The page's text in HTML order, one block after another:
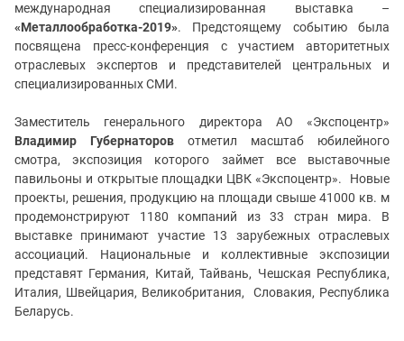
международная специализированная выставка –
«Металлообработка-2019». Предстоящему событию была
посвящена пресс-конференция с участием авторитетных
отраслевых экспертов и представителей центральных и
специализированных СМИ.
Заместитель генерального директора АО «Экспоцентр»
Владимир Губернаторов отметил масштаб юбилейного
смотра, экспозиция которого займет все выставочные
павильоны и открытые площадки ЦВК «Экспоцентр». Новые
проекты, решения, продукцию на площади свыше 41000 кв. м
продемонстрируют
1180 компаний из 33 стран мира.
В
выставке принимают участие 13 зарубежных отраслевых
ассоциаций. Национальные и коллективные экспозиции
представят Германия, Китай, Тайвань, Чешская Республика,
Италия, Швейцария, Великобритания, Словакия, Республика
Беларусь.